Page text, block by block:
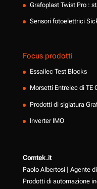
Grafoplast Twist Pro :
Sensori fotoelettrici
Focus prodotti
Essailec Test Blocks
Morsetti Entrelec di TE
Prodotti di siglatura
Inverter IMO
Comtek.it
Paolo Albertosi | Agente
Prodotti di automazione